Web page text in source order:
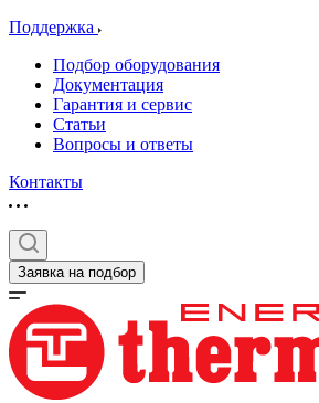
Поддержка
Подбор оборудования
Документация
Гарантия и сервис
Статьи
Вопросы и ответы
Контакты
Заявка на подбор